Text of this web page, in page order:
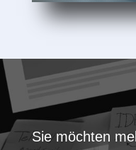
Sie möchten